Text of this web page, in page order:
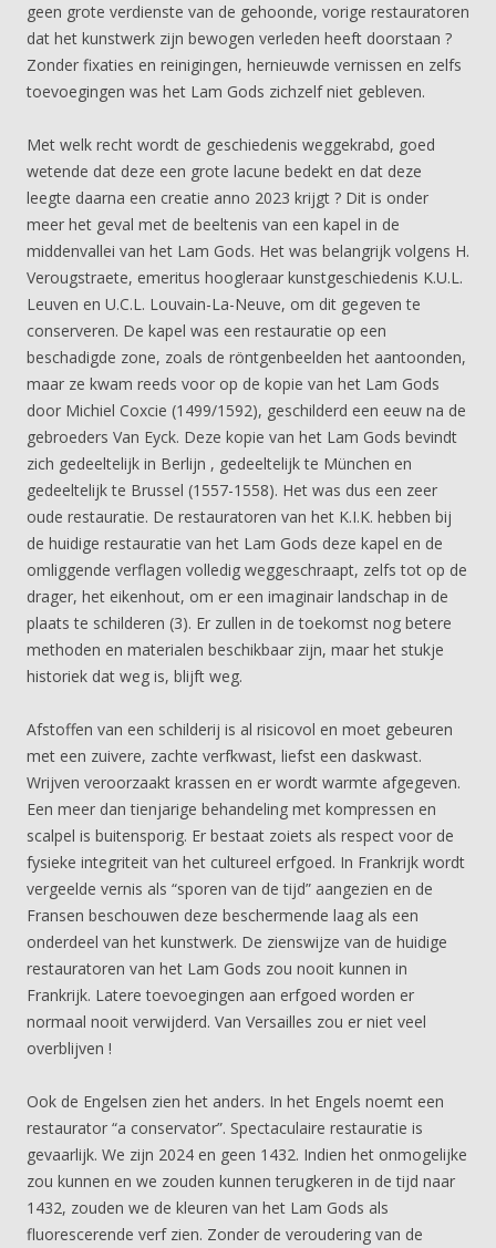
geen grote verdienste van de gehoonde, vorige restauratoren
dat het kunstwerk zijn bewogen verleden heeft doorstaan ?
Zonder fixaties en reinigingen, hernieuwde vernissen en zelfs
toevoegingen was het Lam Gods zichzelf niet gebleven.
Met welk recht wordt de geschiedenis weggekrabd, goed
wetende dat deze een grote lacune bedekt en dat deze
leegte daarna een creatie anno 2023 krijgt ? Dit is onder
meer het geval met de beeltenis van een kapel in de
middenvallei van het Lam Gods. Het was belangrijk volgens H.
Verougstraete, emeritus hoogleraar kunstgeschiedenis K.U.L.
Leuven en U.C.L. Louvain-La-Neuve, om dit gegeven te
conserveren. De kapel was een restauratie op een
beschadigde zone, zoals de röntgenbeelden het aantoonden,
maar ze kwam reeds voor op de kopie van het Lam Gods
door Michiel Coxcie (1499/1592), geschilderd een eeuw na de
gebroeders Van Eyck. Deze kopie van het Lam Gods bevindt
zich gedeeltelijk in Berlijn , gedeeltelijk te München en
gedeeltelijk te Brussel (1557-1558). Het was dus een zeer
oude restauratie. De restauratoren van het K.I.K. hebben bij
de huidige restauratie van het Lam Gods deze kapel en de
omliggende verflagen volledig weggeschraapt, zelfs tot op de
drager, het eikenhout, om er een imaginair landschap in de
plaats te schilderen (3). Er zullen in de toekomst nog betere
methoden en materialen beschikbaar zijn, maar het stukje
historiek dat weg is, blijft weg.
Afstoffen van een schilderij is al risicovol en moet gebeuren
met een zuivere, zachte verfkwast, liefst een daskwast.
Wrijven veroorzaakt krassen en er wordt warmte afgegeven.
Een meer dan tienjarige behandeling met kompressen en
scalpel is buitensporig. Er bestaat zoiets als respect voor de
fysieke integriteit van het cultureel erfgoed. In Frankrijk wordt
vergeelde vernis als “sporen van de tijd” aangezien en de
Fransen beschouwen deze beschermende laag als een
onderdeel van het kunstwerk. De zienswijze van de huidige
restauratoren van het Lam Gods zou nooit kunnen in
Frankrijk. Latere toevoegingen aan erfgoed worden er
normaal nooit verwijderd. Van Versailles zou er niet veel
overblijven !
Ook de Engelsen zien het anders. In het Engels noemt een
restaurator “a conservator”. Spectaculaire restauratie is
gevaarlijk. We zijn 2024 en geen 1432. Indien het onmogelijke
zou kunnen en we zouden kunnen terugkeren in de tijd naar
1432, zouden we de kleuren van het Lam Gods als
fluorescerende verf zien. Zonder de veroudering van de